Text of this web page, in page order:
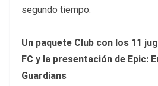
segundo tiempo.
Un paquete Club con los 11
FC y la presentación de Epic:
Guardians